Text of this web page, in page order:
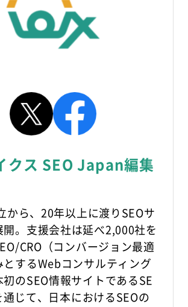
クス SEO Japan編集
から、20年以上に渡りSEOサ
開。支援会社は延べ2,000社を
CRO（コンバージョン最適
するWebコンサルティング
のSEO情報サイトであるSE
じて、日本におけるSEOの